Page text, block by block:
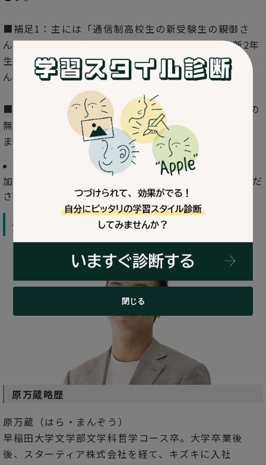
■補足1：主には「通信制高校生の新受験生の親御さ
ん」を想定した内容ですが、そのご本人さまや、新2年
生、不登校の方、定時制高校生、高校中退の親御さ
ん・ご本人さまにも参考になる内容です。
■補足2：イベント参加者さまは、今回登壇する原との
無料のオンライン個別相談もセットでご利用いただけ
ます。
補足3：すでにキズキにご入会されている方もご参
加可能です。ただし、オンライン個別相談はご遠慮くだ
さい。ご相談はご所属の校舎で承ります。
登壇者・原万蔵紹介
原万蔵略歴
原万蔵（はら・まんぞう）
早稲田大学文学部文学科哲学コース卒。大学卒業後
後、スターティア株式会社を経て、キズキに入社
閉じる